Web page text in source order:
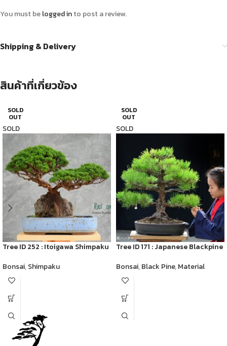
You must belogged into post a review.
Shipping & Delivery
สินค้าที่เกี่ยวข้อง
SOLD
OUT
SOLD
Tree ID 252 : Itoigawa Shimpaku
Bonsai,Shimpaku
SOLD
OUT
SOLD
Tree ID 171 : Japanese Blackpine
Bonsai,Black Pine,Material